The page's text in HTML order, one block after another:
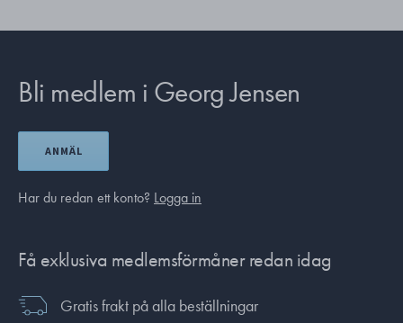
Bli medlem i Georg Jensen
ANMÄL
Har du redan ett konto? Logga in
Få exklusiva medlemsförmåner redan idag
Gratis frakt på alla beställningar